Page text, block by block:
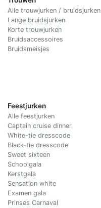
Alle trouwjurken / bruidsjurken
Lange bruidsjurken
Korte trouwjurken
Bruidsaccessoires
Bruidsmeisjes
Feestjurken
Alle feestjurken
Captain cruise dinner
White-tie dresscode
Black-tie dresscode
Sweet sixteen
Schoolgala
Kerstgala
Sensation white
Examen gala
Prinses Carnaval